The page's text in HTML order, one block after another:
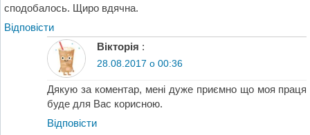
сподобалось. Щиро вдячна.
Відповіcти
Вікторія :
28.08.2017 о 00:36
Дякую за коментар, мені дуже приємно що моя праця
буде для Вас корисною.
Відповіcти